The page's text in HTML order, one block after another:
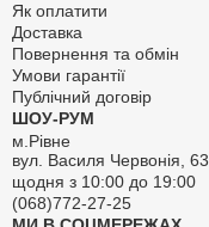
Як оплатити
Доставка
Повернення та обмін
Умови гарантії
Публічний договір
ШОУ-РУМ
м.Рівне
вул. Василя Червонія, 63
щодня з 10:00 до 19:00
(068)772-27-25